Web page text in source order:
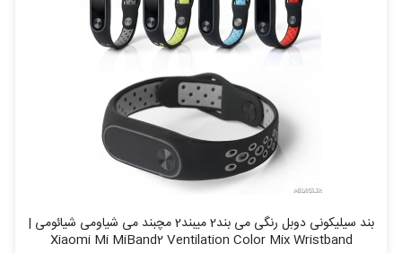
بند سیلیکونی دوبل رنگی می بند2 میبند2 مچبند می شیاومی شیائومی |
Xiaomi Mi MiBand2 Ventilation Color Mix Wristband